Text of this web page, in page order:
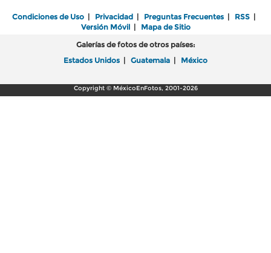
Condiciones de Uso | Privacidad | Preguntas Frecuentes | RSS |
Versión Móvil| Mapa de Sitio
Galerías de fotos de otros países:
Estados Unidos | Guatemala | México
Copyright © MéxicoEnFotos, 2001-2026